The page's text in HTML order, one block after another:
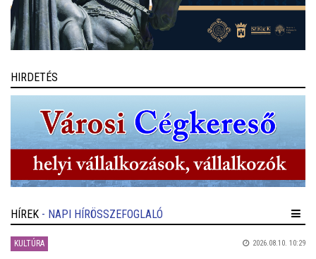
HIRDETÉS
HÍREK - NAPI HÍRÖSSZEFOGLALÓ
KULTÚRA 2026.08.10. 10:29